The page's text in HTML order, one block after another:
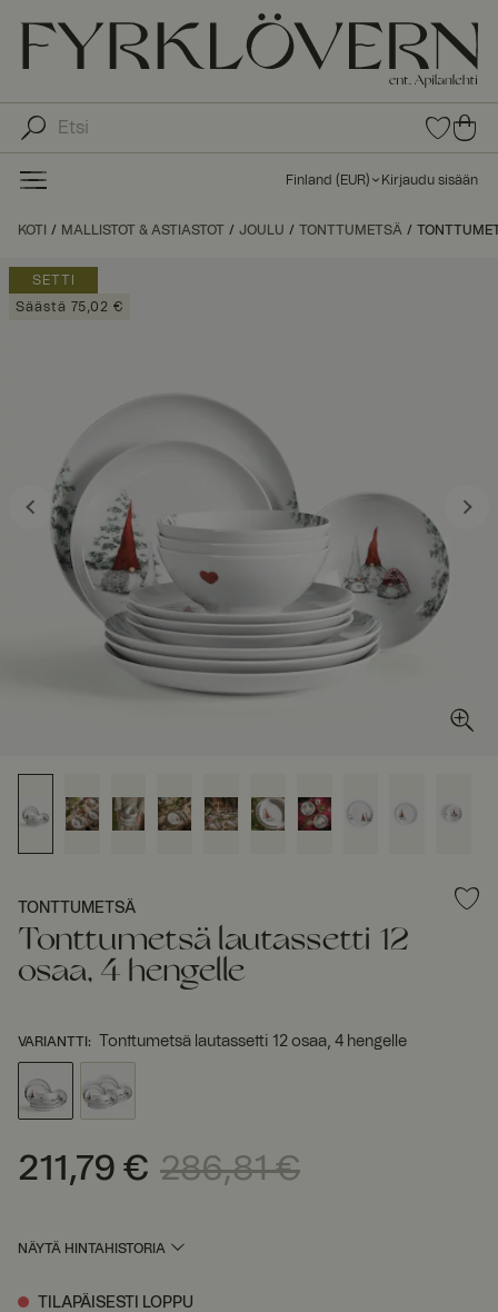
0
tuot
suo
0
tu
ot
a
Finland ( EUR) Kirjaudu sisään
KOTI MALLISTOT & ASTIASTOT JOULU TONTTUMETSÄ
SETTI
Säästä 75,02 €
TONTTUMETSÄ
Tonttumetsä lautassetti 12
osaa, 4 hengelle
VARIANTTI : Tonttumetsä lautassetti 12 osaa, 4 hengelle
Nykyinen hinta: 211,79 €Edellinen hinta
211,79 € 286,81 €
NÄYTÄ HINTAHISTORIA
TILAPÄISESTI LOPPU